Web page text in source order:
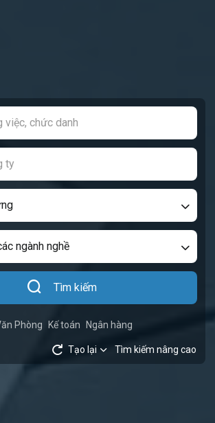
ngành nghề
Tìm kiếm
Phòng Kế toán Ngân hàng
Tạo lại Tìm kiếm nâng cao